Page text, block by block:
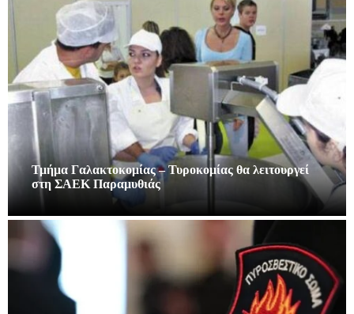
Τμήμα Γαλακτοκομίας – Τυροκομίας θα λειτουργεί
στη ΣΑΕΚ Παραμυθιάς